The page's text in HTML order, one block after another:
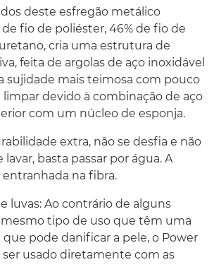
deste esfregão metálico
fio de poliéster, 46% de fio de
cria uma estrutura de
feita de argolas de aço inoxidável
sujidade mais teimosa com pouco
limpar devido à combinação de aço
com um núcleo de esponja.
extra, não se desfia e não
lavar, basta passar por água. A
na fibra.
luvas: Ao contrário de alguns
mesmo tipo de uso que têm uma
pode danificar a pele, o Power
ser usado diretamente com as